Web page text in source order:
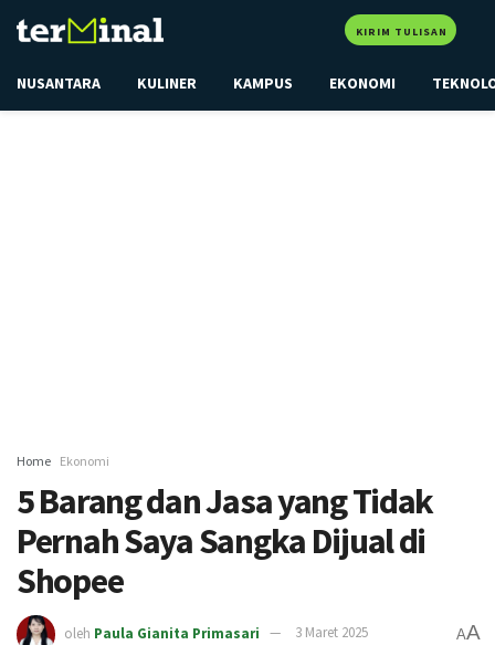
KIRIM TULISAN
NUSANTARA KULINER KAMPUS EKONOMI
Home Ekonomi
5 Barang dan Jasa yang Tidak
Pernah Saya Sangka Dijual di
Shopee
oleh Paula Gianita Primasari 3 Maret 2025 AA